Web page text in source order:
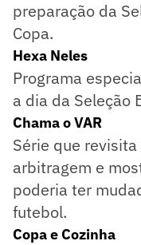
preparação da
Copa.
Hexa Neles
Programa
a dia da Seleção
Chama o VAR
Série que
arbitragem e
poderia ter
futebol.
Copa e Cozinha